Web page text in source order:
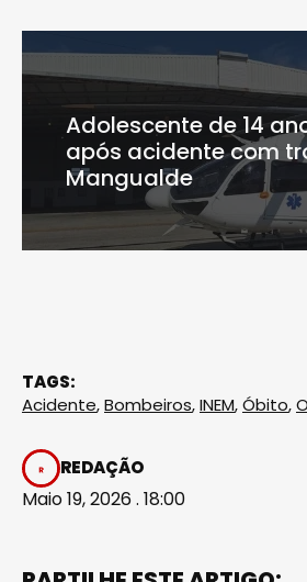
Adolescente de 14
após acidente com
Mangualde
TAGS:
Acidente,Bombeiros,INEM,Óbito,
REDAÇÃO
Maio 19, 2026 . 18:00